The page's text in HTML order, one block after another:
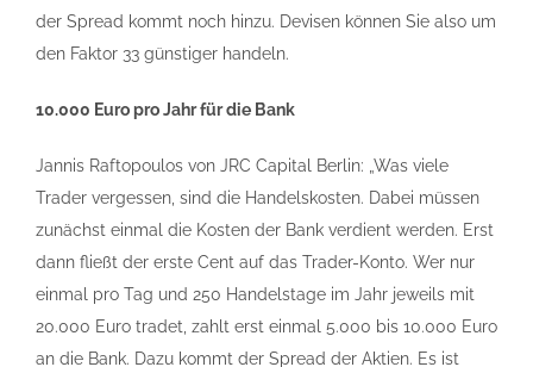
der Spread kommt noch hinzu. Devisen können Sie also um
den Faktor 33 günstiger handeln.
10.000 Euro pro Jahr für die Bank
Jannis Raftopoulos von JRC Capital Berlin: „Was viele
Trader vergessen, sind die Handelskosten. Dabei müssen
zunächst einmal die Kosten der Bank verdient werden. Erst
dann fließt der erste Cent auf das Trader-Konto. Wer nur
einmal pro Tag und 250 Handelstage im Jahr jeweils mit
20.000 Euro tradet, zahlt erst einmal 5.000 bis 10.000 Euro
an die Bank. Dazu kommt der Spread der Aktien. Es ist